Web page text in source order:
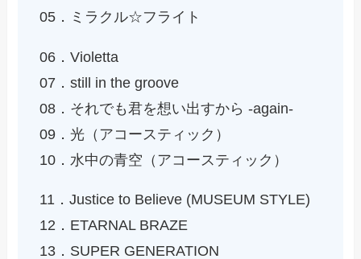
05．ミラクル☆フライト
06．Violetta
07．still in the groove
08．それでも君を想い出すから -again-
09．光（アコースティック）
10．水中の青空（アコースティック）
11．Justice to Believe (MUSEUM STYLE)
12．ETARNAL BRAZE
13．SUPER GENERATION